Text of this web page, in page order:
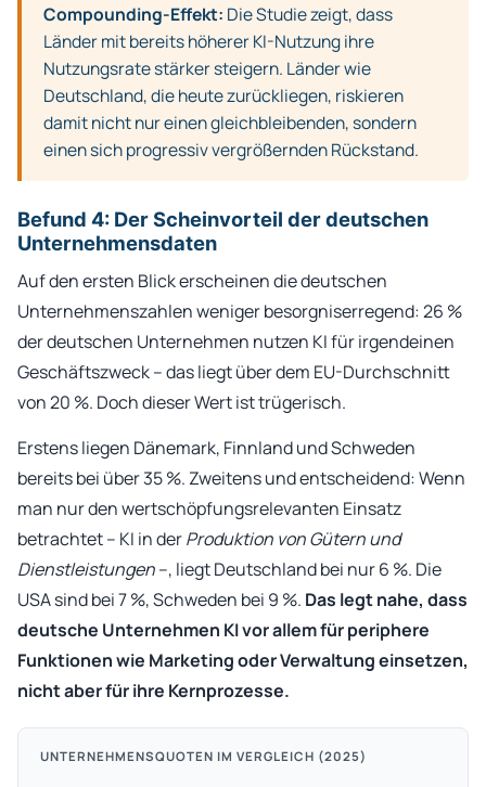
Compounding-Effekt: Die Studie zeigt, dass
Länder mit bereits höherer KI-Nutzung ihre
Nutzungsrate stärker steigern. Länder wie
Deutschland, die heute zurückliegen, riskieren
damit nicht nur einen gleichbleibenden, sondern
einen sich progressiv vergrößernden Rückstand.
Befund 4: Der Scheinvorteil der deutschen
Unternehmensdaten
Auf den ersten Blick erscheinen die deutschen
Unternehmenszahlen weniger besorgniserregend: 26 %
der deutschen Unternehmen nutzen KI für irgendeinen
Geschäftszweck – das liegt über dem EU-Durchschnitt
von 20 %. Doch dieser Wert ist trügerisch.
Erstens liegen Dänemark, Finnland und Schweden
bereits bei über 35 %. Zweitens und entscheidend: Wenn
man nur den wertschöpfungsrelevanten Einsatz
betrachtet – KI in derProduktion von Gütern und
Dienstleistungen–, liegt Deutschland bei nur 6 %. Die
USA sind bei 7 %, Schweden bei 9 %. Das legt nahe, dass
deutsche Unternehmen KI vor allem für periphere
Funktionen wie Marketing oder Verwaltung einsetzen,
nicht aber für ihre Kernprozesse.
UNTERNEHMENSQUOTEN IM VERGLEICH (2025)